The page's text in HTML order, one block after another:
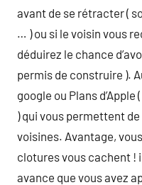
avant de se rétracter (
… ) ou si le voisin vous
déduirez le chance
permis de construire ).
google ou Plans
) qui vous permettent
voisines. Avantage,
clotures vous cachent !
avance que vous avez